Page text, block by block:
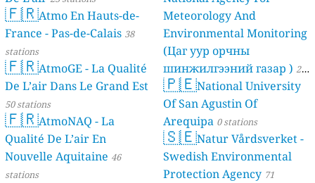
🇫🇷Atmo En Hauts-de-
France - Pas-de-Calais 38
stations
🇫🇷AtmoGE - La Qualité
De L’air Dans Le Grand Est
50 stations
🇫🇷AtmoNAQ - La
Qualité De L’air En
Nouvelle Aquitaine 46
stations
Meteorology And
Environmental Monitoring
(Цаг уур орчны
шинжилгээний газар ) 21
stations
🇵🇪National University
Of San Agustin Of
Arequipa 0 stations
🇸🇪Natur Vårdsverket -
Swedish Environmental
Protection Agency 71